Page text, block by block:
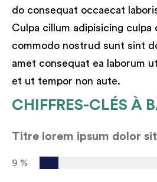
do consequat occaecat
Culpa cillum adipisicing
commodo nostrud sunt sint
amet consequat ea laborum
et ut tempor non aute.
CHIFFRES-CLÉS À
Titre lorem ipsum dolor
9 %